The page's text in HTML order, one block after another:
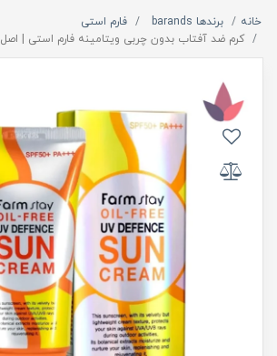
خانه برندها barands
فارم استی
کرم ضد آفتاب بدون چربی ویتامینه فارم استی | اصل